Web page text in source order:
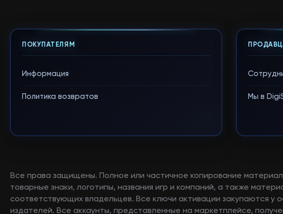
ПОКУПАТЕЛЯМ
Информация
Политика возвратов Мы в
Все права защищены. Полное или частичное копирование
товарные знаки, логотипы, названия игр и компаний, а также
соответствующих владельцев. Все ключи активации закупаются у
издателей. Все аккаунты, представленные на маркетплейсе,